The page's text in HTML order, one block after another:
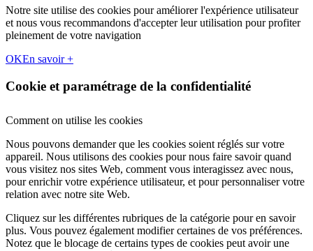
Notre site utilise des cookies pour améliorer l'expérience utilisateur
et nous vous recommandons d'accepter leur utilisation pour profiter
pleinement de votre navigation
OKEn savoir +
Cookie et paramétrage de la confidentialité
Comment on utilise les cookies
Nous pouvons demander que les cookies soient réglés sur votre
appareil. Nous utilisons des cookies pour nous faire savoir quand
vous visitez nos sites Web, comment vous interagissez avec nous,
pour enrichir votre expérience utilisateur, et pour personnaliser votre
relation avec notre site Web.
Cliquez sur les différentes rubriques de la catégorie pour en savoir
plus. Vous pouvez également modifier certaines de vos préférences.
Notez que le blocage de certains types de cookies peut avoir une